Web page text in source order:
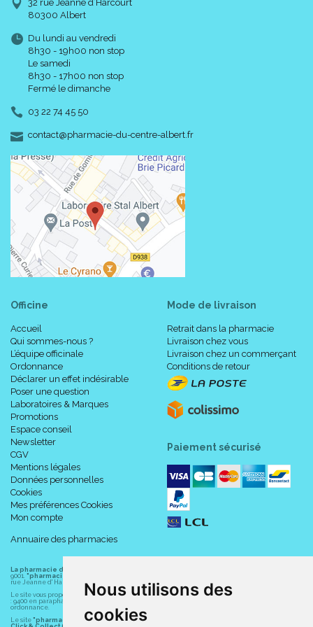
Nous utilisons des
cookies
32 rue Jeanne d’Harcourt
80300 Albert
Du lundi au vendredi
8h30 - 19h00 non stop
Le samedi
8h30 - 17h00 non stop
Fermé le dimanche
03 22 74 45 50
contact-
@-
pharmacie-du-centre-albert.fr
Officine
Accueil
Qui sommes-nous ?
L’équipe officinale
Ordonnance
Déclarer un effet indésirable
Poser une question
Laboratoires & Marques
Promotions
Espace conseil
Newsletter
CGV
Mentions légales
Données personnelles
Cookies
Mes préférences Cookies
Mon compte
Annuaire des pharmacies
Mode de livraison
Retrait dans la pharmacie
Livraison chez vous
Livraison chez un commerçant
Conditions de retour
Paiement sécurisé
La pharmacie du centre à Albert
9001. "pharmacie-du-centre-albert.fr "
rue Jeanne d' Harcourt, 80300 Albert.
Le site vous propose un large choix de plus de 11000 références, au prix les plus bas possible
: 9400 en parapharmacie, animaux, orthopédie, matériel médical. 1700 en médicaments sans
ordonnance.
Le site "pharmacie-du-centre-albert.fr"vous propose les service suivants :